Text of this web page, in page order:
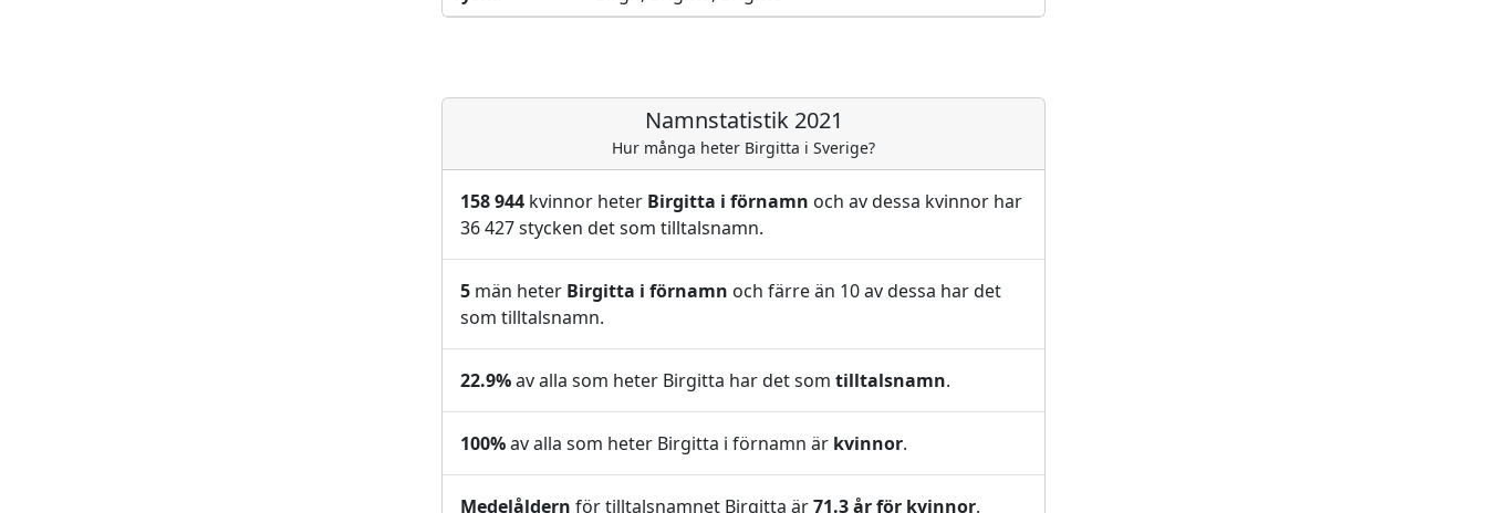
Namnstatistik 2021
Hur många heter Birgitta i Sverige?
158 944 kvinnor heter Birgitta i förnamn och av dessa kvinnor har
36 427 stycken det som tilltalsnamn.
5 män heter Birgitta i förnamn och färre än 10 av dessa har det
som tilltalsnamn.
22.9%av alla som heter Birgitta har det som tilltalsnamn.
100%av alla som heter Birgitta i förnamn är kvinnor.
Medelåldern för tilltalsnamnet Birgitta är71.3 år för kvinnor.